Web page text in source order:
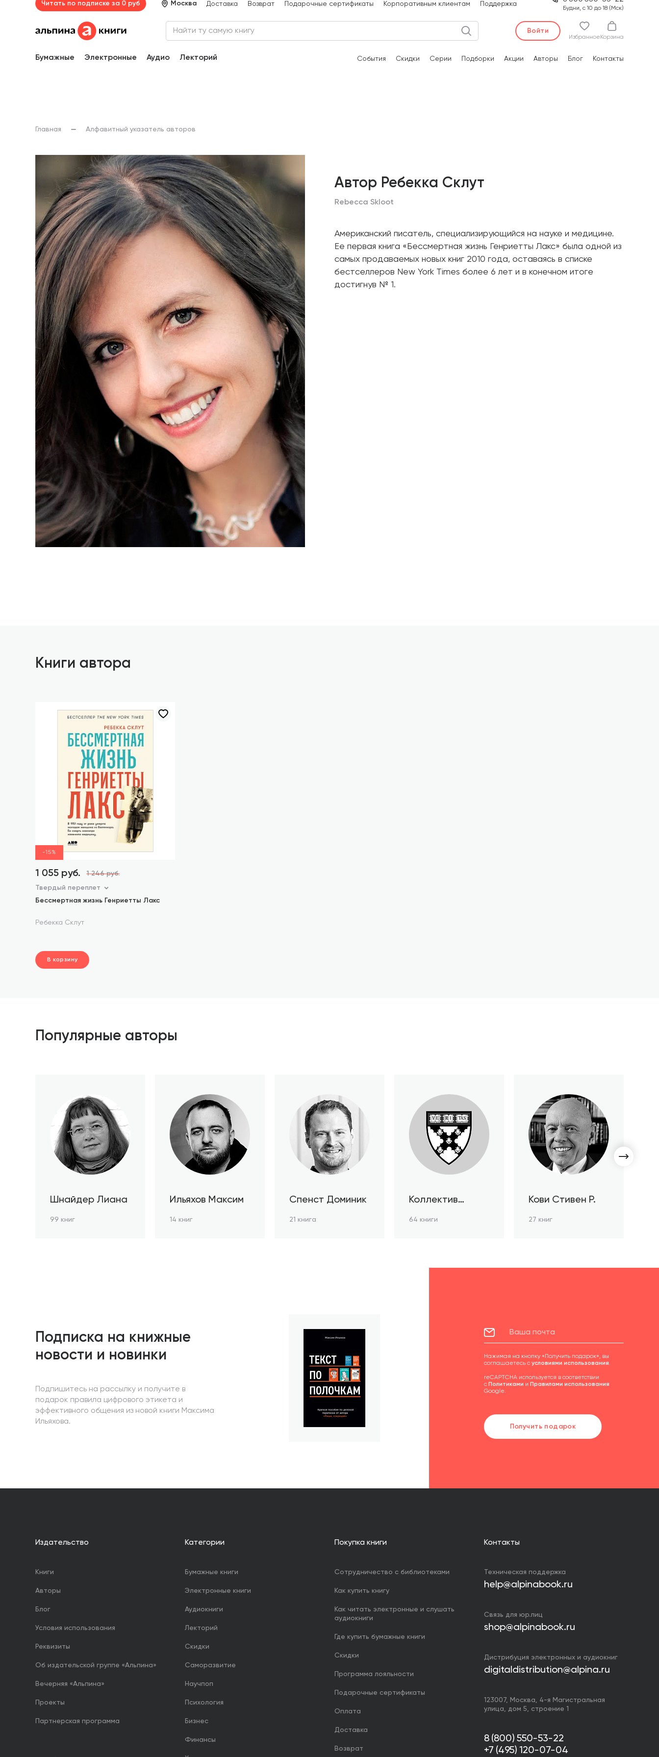
Читать по подписке за 0 руб Москва Доставка Возврат Подарочные сертификаты Корпоративным клиентам Поддержка
Будни, с 10 до 18 (Мск)
Войти
Избранное Корзина
Бумажные Электронные Аудио Лекторий События Скидки Серии Подборки Акции Авторы Блог Контакты
Главная Алфавитный указатель авторов
Автор Ребекка Склут
Rebecca Skloot
Американский писатель, специализирующийся на науке и медицине.
Ее первая книга «Бессмертная жизнь Генриетты Лакс» была одной из
самых продаваемых новых книг 2010 года, оставаясь в списке
бестселлеров New York Times более 6 лет и в конечном итоге
достигнув № 1.
Книги автора
-15%
1 055 руб. 1 246 руб.
Твердый переплет
Бессмертная жизнь Генриетты Лакс
Ребекка Склут
В корзину
Популярные авторы
Шнайдер Лиана
99 книг
Ильяхов Максим
14 книг
Спенст Доминик
21 книга
Коллектив
64 книги
Кови Стивен Р.
27 книг
Подписка на книжные
новости и новинки
Подпишитесь на рассылку и получите в
подарок правила цифрового этикета и
эффективного общения из новой книги Максима
Ильяхова.
Нажимая на кнопку «Получить подарок», вы
соглашаетесь с условиями использования.
reCAPTCHA используется в соответствии
с Политиками и Правилами использования
Google.
Получить подарок
Издательство
Книги
Авторы
Блог
Условия использования
Реквизиты
Об издательской группе «Альпина»
Вечерняя «Альпина»
Проекты
Партнерская программа
Категории
Бумажные книги
Электронные книги
Аудиокниги
Лекторий
Скидки
Саморазвитие
Научпоп
Психология
Бизнес
Финансы
Покупка книги
Сотрудничество с библиотеками
Как купить книгу
Как читать электронные и слушать
аудиокниги
Где купить бумажные книги
Скидки
Программа лояльности
Подарочные сертификаты
Оплата
Доставка
Возврат
Контакты
Техническая поддержка
help@alpinabook.ru
Связь для юр.лиц
shop@alpinabook.ru
Дистрибуция электронных и аудиокниг
digitaldistribution@alpina.ru
123007, Москва, 4-я Магистральная
улица, дом 5, строение 1
8 (800) 550-53-22
+7 (495) 120-07-04